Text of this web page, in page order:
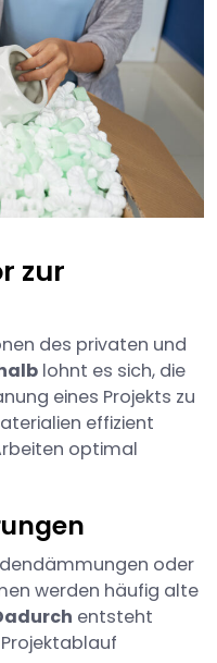
zur
des privaten und
lohnt es sich, die
eines Projekts zu
effizient
optimal
oder
werden häufig alte
entsteht